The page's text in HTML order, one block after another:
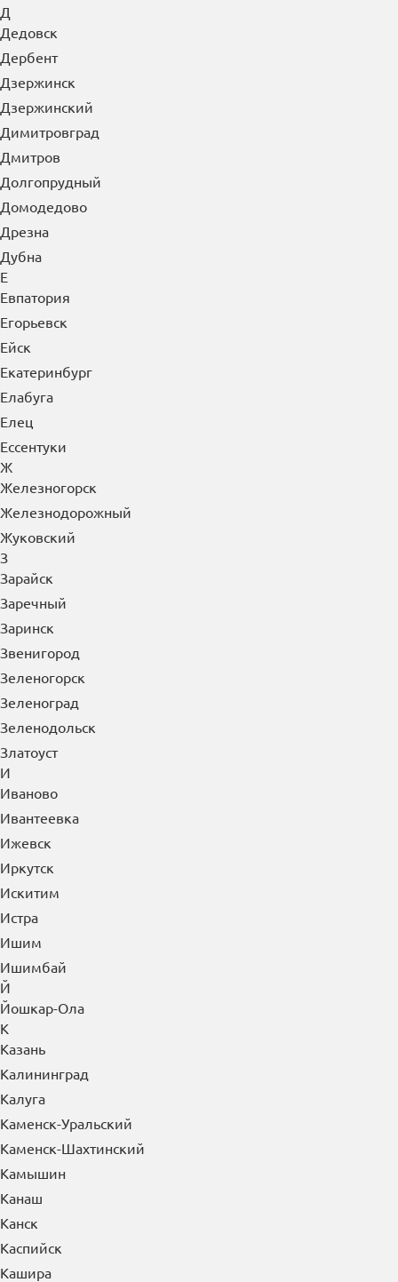
Д
Дедовск
Дербент
Дзержинск
Дзержинский
Димитровград
Дмитров
Долгопрудный
Домодедово
Дрезна
Дубна
Е
Евпатория
Егорьевск
Ейск
Екатеринбург
Елабуга
Елец
Ессентуки
Ж
Железногорск
Железнодорожный
Жуковский
З
Зарайск
Заречный
Заринск
Звенигород
Зеленогорск
Зеленоград
Зеленодольск
Златоуст
И
Иваново
Ивантеевка
Ижевск
Иркутск
Искитим
Истра
Ишим
Ишимбай
Й
Йошкар-Ола
К
Казань
Калининград
Калуга
Каменск-Уральский
Каменск-Шахтинский
Камышин
Канаш
Канск
Каспийск
Кашира